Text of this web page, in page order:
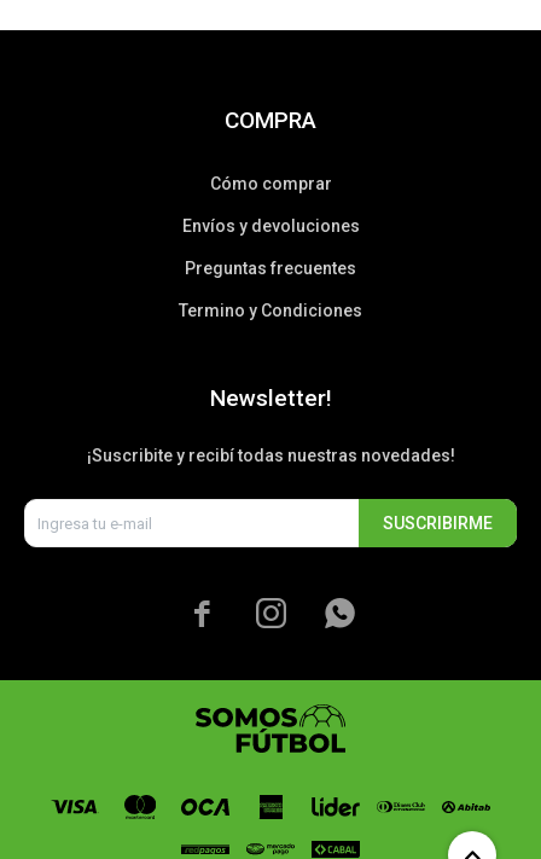
COMPRA
Cómo comprar
Envíos y devoluciones
Preguntas frecuentes
Termino y Condiciones
Newsletter!
¡Suscribite y recibí todas nuestras novedades!
SUSCRIBIRME
  